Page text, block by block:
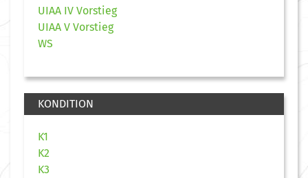
UIAA IV Vorstieg
UIAA V Vorstieg
WS
KONDITION
K1
K2
K3